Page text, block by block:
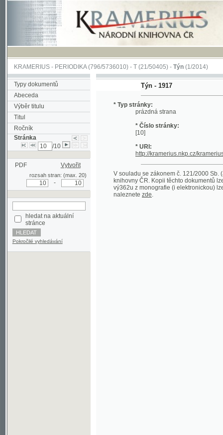
KRAMERIUS-PERIODIKA(796/5736010) -T(21/50405) -Týn(1/2014)
Typy dokumentů
Abeceda
Výběr titulu
Titul
Ročník
Stránka
/10
PDF Vytvořit
rozsah stran: (max. 20)
stránce
Pokročilé vyhledávání
Týn - 1917
prázdná strana
* Číslo stránky:
* URI:
V souladu se zákonem č. 121/2000 Sb.
knihovny ČR. Kopii těchto dokumentů lze
vý362u z monografie (i elektronickou) lze
naleznetezde.